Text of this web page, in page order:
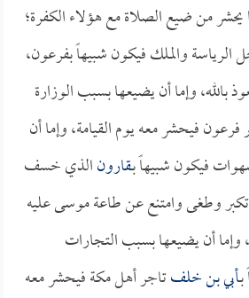
من ضيع الصلاة مع هؤلاء الكفرة؛
الرياسة والملك فيكون شبيهاً بفرعون،
بالله، وإما أن يضيعها بسبب الوزارة
فرعون فيحشر معه يوم القيامة، وإما أن
فيكون شبيهاً بـقارونالذي خسف
تكبر وطغى وامتنع عن طاعة موسى عليه
وإما أن يضيعها بسبب التجارات
أبي بن خلفتاجر أهل مكة فيحشر معه